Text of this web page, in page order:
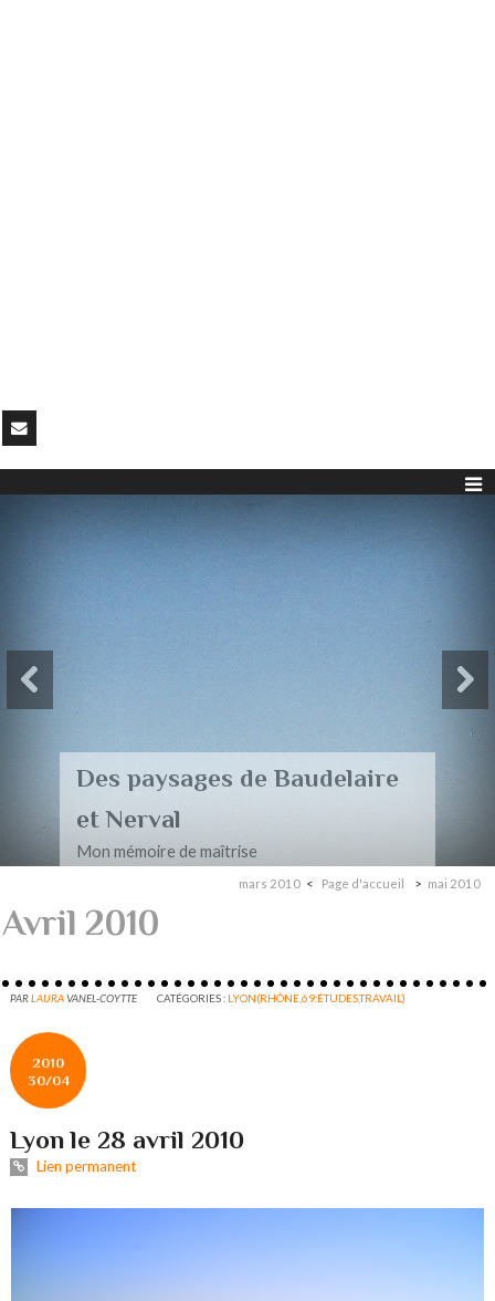
Des paysages de Baudelaire
et Nerval
Mon mémoire de maîtrise
mars 2010 Page d'accueil mai 2010
Avril 2010
PARLAURAVANEL-COYTTE CATÉGORIES : LYON(RHÔNE,69:ÉTUDES,TRAVAIL)
2010
30/04
Lyon le 28 avril 2010
Lien permanent